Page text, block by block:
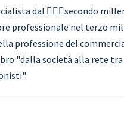
dal 🧗🏾‍♀️secondo
professionale nel terzo
professione del
"dalla società alla rete tra